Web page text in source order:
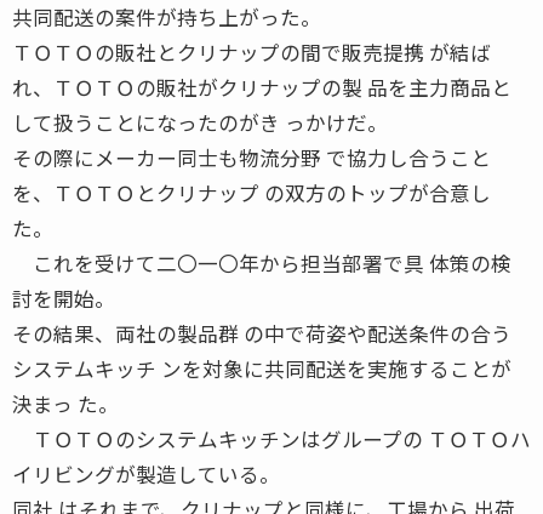
共同配送の案件が持ち上がった。
ＴＯＴＯの販社とクリナップの間で販売提携 が結ば
れ、ＴＯＴＯの販社がクリナップの製 品を主力商品と
して扱うことになったのがき っかけだ。
その際にメーカー同士も物流分野 で協力し合うこと
を、ＴＯＴＯとクリナップ の双方のトップが合意し
た。
これを受けて二〇一〇年から担当部署で具 体策の検
討を開始。
その結果、両社の製品群 の中で荷姿や配送条件の合う
システムキッチ ンを対象に共同配送を実施することが
決まっ た。
ＴＯＴＯのシステムキッチンはグループの ＴＯＴＯハ
イリビングが製造している。